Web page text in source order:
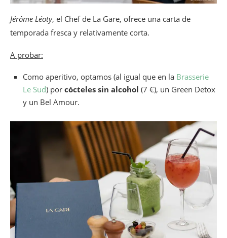
Jérôme Léoty, el Chef de La Gare, ofrece una carta de
temporada fresca y relativamente corta.
A probar:
Como aperitivo, optamos (al igual que en la Brasserie
Le Sud) por cócteles sin alcohol (7 €), un Green Detox
y un Bel Amour.